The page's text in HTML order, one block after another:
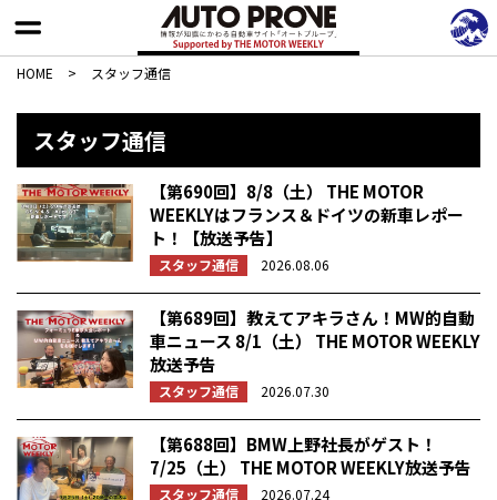
HOME > スタッフ通信
スタッフ通信
【第690回】8/8（土） THE MOTOR
WEEKLYはフランス＆ドイツの新車レポー
ト！【放送予告】
スタッフ通信 2026.08.06
【第689回】教えてアキラさん！MW的自動
車ニュース 8/1（土） THE MOTOR WEEKLY
放送予告
スタッフ通信 2026.07.30
【第688回】BMW上野社長がゲスト！
7/25（土） THE MOTOR WEEKLY放送予告
スタッフ通信 2026.07.24